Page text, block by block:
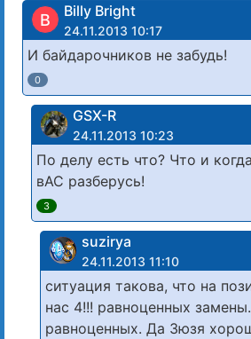
B Billy Bright
24.11.2013 10:17
И байдарочников не забудь!
0
GSX-R
24.11.2013 10:23
По делу есть что? Что и
вАС разберусь!
3
suzirya
24.11.2013 11:10
ситуация такова, что на
нас 4!!! равноценных
равноценных. Да Зюзя